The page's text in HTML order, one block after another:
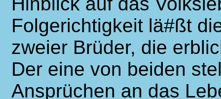
Folgerichtigkeit lä#ßt
zweier Brüder, die
Der eine von beiden
Ansprüchen an das